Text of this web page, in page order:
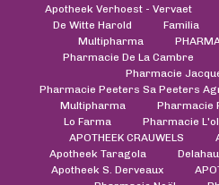
Apotheek Verhoest - Vervaet
De Witte Harold
Familia
Multipharma
Pharmacie De La Cambre
Pharmacie
Pharmacie Peeters Sa Peeters
Multipharma
Pharmacie
Lo Farma
Pharmacie
APOTHEEK CRAUWELS
Apotheek Taragola
Apotheek S. Derveaux